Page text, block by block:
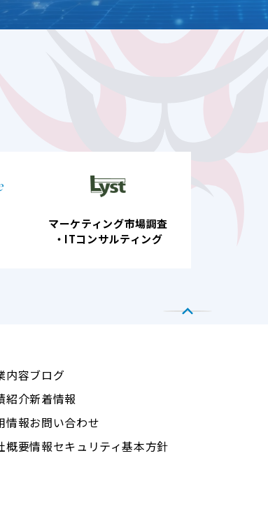
マーケティング市場調査
・ITコンサルティング
内容
紹介
情報
概要
ブログ
新着情報
お問い合わせ
情報セキュリティ基本方針